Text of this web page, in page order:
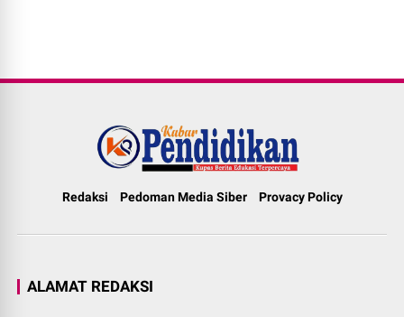
Redaksi Pedoman Media Siber Provacy Policy
ALAMAT REDAKSI